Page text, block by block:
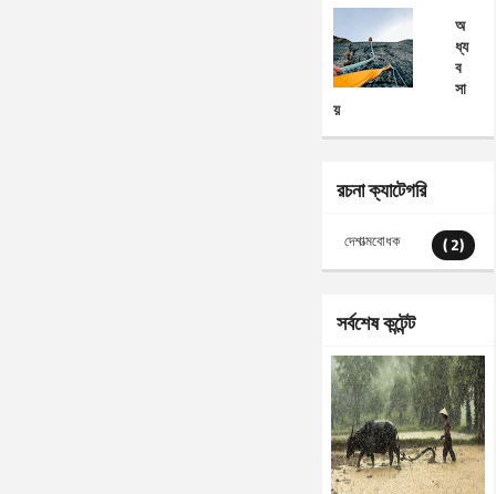
অ
ধ্য
ব
সা
য়
রচনা ক্যাটেগরি
দেশাত্মবোধক ( 2)
সর্বশেষ কন্টেন্ট